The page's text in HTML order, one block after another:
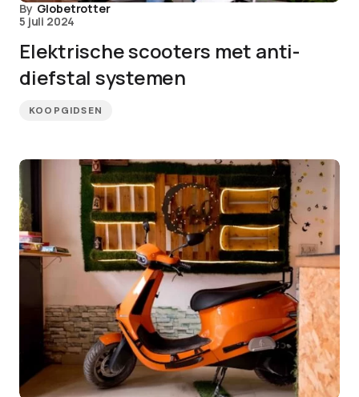
By Globetrotter
5 juli 2024
Elektrische scooters met anti-
diefstal systemen
KOOPGIDSEN